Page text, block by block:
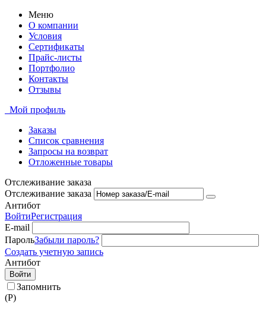
Меню
О компании
Условия
Сертификаты
Прайс-листы
Портфолио
Контакты
Отзывы
Мой профиль
Заказы
Список сравнения
Запросы на возврат
Отложенные товары
Отслеживание заказа
Отслеживание заказа
Антибот
ВойтиРегистрация
E-mail
ПарольЗабыли пароль?
Создать учетную запись
Антибот
Войти
Запомнить
(Р)